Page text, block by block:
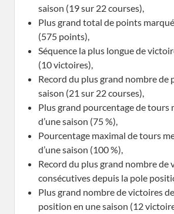
saison (19 sur 22 courses),
Plus grand total de points
(575 points),
Séquence la plus longue de
(10 victoires),
Record du plus grand nombre de
saison (21 sur 22 courses),
Plus grand pourcentage de tours
d’une saison (75 %),
Pourcentage maximal de tours
d’une saison (100 %),
Record du plus grand nombre de
consécutives depuis la pole
Plus grand nombre de victoires
position en une saison (12